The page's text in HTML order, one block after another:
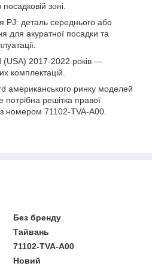
зоні.
PJ: деталь середнього або
для акуратної посадки та
(USA) 2017-2022 років —
комплектацій.
американського ринку моделей
потрібна решітка правої
номером 71102-TVA-A00.
Без бренду
Тайвань
71102-TVA-A00
Новий